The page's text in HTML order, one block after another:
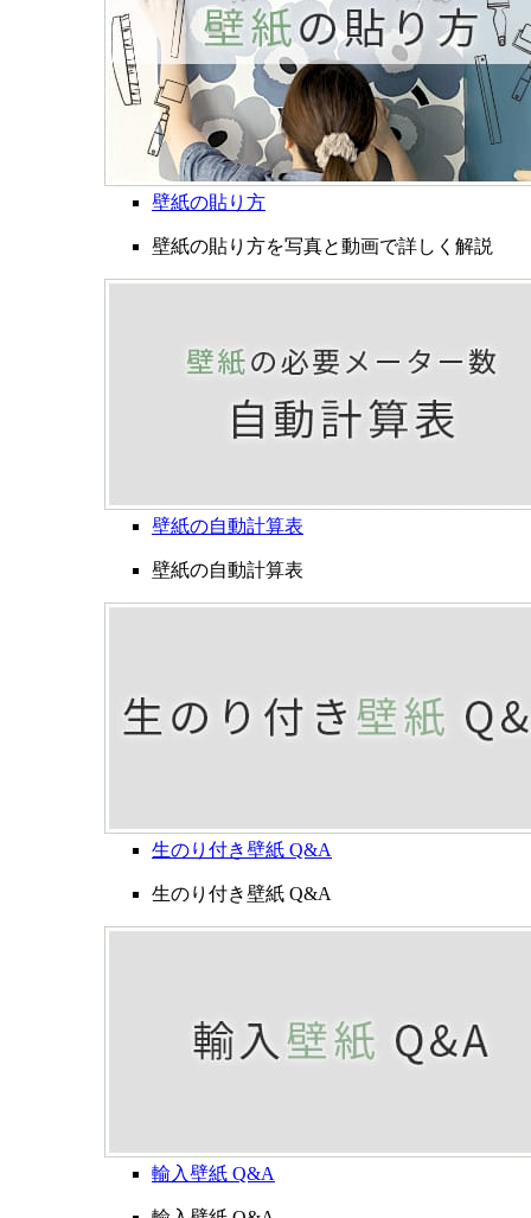
壁紙の貼り方
壁紙の貼り方を写真と動画で詳しく解説
壁紙の自動計算表
壁紙の自動計算表
生のり付き壁紙 Q&A
生のり付き壁紙 Q&A
輸入壁紙 Q&A